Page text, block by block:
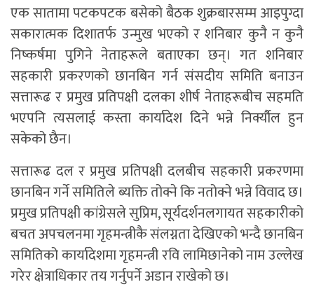
एक सातामा पटकपटक बसेको बैठक शुक्रबारसम्म आइपुग्दा
सकारात्मक दिशातर्फ उन्मुख भएको र शनिबार कुनै न कुनै
निष्कर्षमा पुगिने नेताहरूले बताएका छन्। गत शनिबार
सहकारी प्रकरणको छानबिन गर्न संसदीय समिति बनाउन
सत्तारूढ र प्रमुख प्रतिपक्षी दलका शीर्ष नेताहरूबीच सहमति
भएपनि त्यसलाई कस्ता कार्यादेश दिने भन्ने निर्क्यौल हुन
सकेको छैन।
सत्तारूढ दल र प्रमुख प्रतिपक्षी दलबीच सहकारी प्रकरणमा
छानबिन गर्ने समितिले ब्यक्ति तोक्ने कि नतोक्ने भन्ने विवाद छ।
प्रमुख प्रतिपक्षी कांग्रेसले सुप्रिम, सूर्यदर्शनलगायत सहकारीको
बचत अपचलनमा गृहमन्त्रीकै संलग्नता देखिएको भन्दै छानबिन
समितिको कार्यादेशमा गृहमन्त्री रवि लामिछानेको नाम उल्लेख
गरेर क्षेत्राधिकार तय गर्नुपर्ने अडान राखेको छ।